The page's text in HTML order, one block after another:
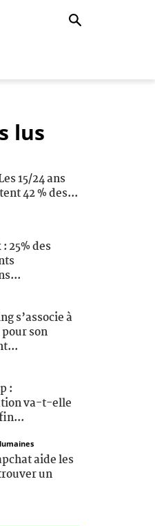
lus
15/24 ans
42 % des...
25% des
s’associe à
son
:
va-t-elle
aide les
un